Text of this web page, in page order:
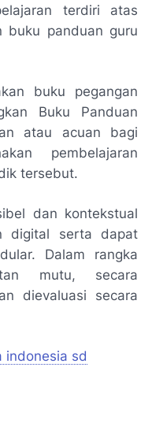
terdiri atas
panduan guru
buku pegangan
Buku Panduan
atau acuan bagi
pembelajaran
tersebut.
dan kontekstual
digital serta dapat
Dalam rangka
mutu, secara
dievaluasi secara
indonesia sd